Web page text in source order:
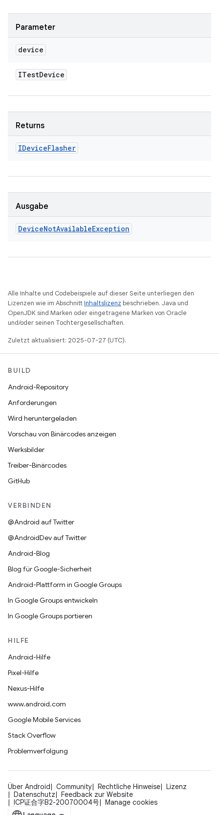
Parameter
device
ITestDevice
Returns
IDeviceFlasher
Ausgabe
DeviceNotAvailableException
Alle Inhalte und Codebeispiele auf dieser Seite unterliegen den
Lizenzen wie im AbschnittInhaltslizenz beschrieben. Java und
OpenJDK sind Marken oder eingetragene Marken von Oracle
und/oder seinen Tochtergesellschaften.
Zuletzt aktualisiert: 2025-07-27 (UTC).
BUILD
Android-Repository
Anforderungen
Wird heruntergeladen
Vorschau von Binärcodes anzeigen
Werksbilder
Treiber-Binärcodes
GitHub
VERBINDEN
@Android auf Twitter
@AndroidDev auf Twitter
Android-Blog
Blog für Google-Sicherheit
Android-Plattform in Google Groups
In Google Groups entwickeln
In Google Groups portieren
HILFE
Android-Hilfe
Pixel-Hilfe
Nexus-Hilfe
www.android.com
Google Mobile Services
Stack Overflow
Problemverfolgung
Über Android Community Rechtliche Hinweise
Lizenz
Datenschutz
Feedback zur Website
ICP证合字B2-20070004号
Manage cookies